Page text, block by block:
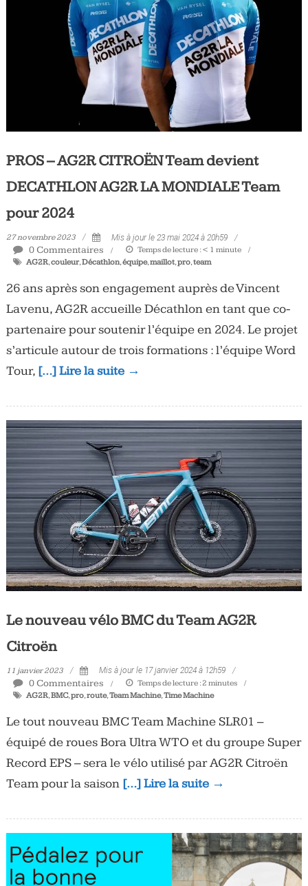
PROS – AG2R CITROËN Team devient
DECATHLON AG2R LA MONDIALE Team
pour 2024
27 novembre 2023 Mis à jour le 23 mai 2024 à 20h59
0 Commentaires Temps de lecture : < 1 minute
AG2R,couleur,Décathlon,équipe,maillot,pro,team
26 ans après son engagement auprès de Vincent
Lavenu, AG2R accueille Décathlon en tant que co-
partenaire pour soutenir l’équipe en 2024. Le projet
s’articule autour de trois formations : l’équipe Word
Tour, […] Lire la suite →
Le nouveau vélo BMC du Team AG2R
Citroën
11 janvier 2023 Mis à jour le 17 janvier 2024 à 12h59
0 Commentaires Temps de lecture :2 minutes
AG2R,BMC,pro,route,Team Machine,Time Machine
Le tout nouveau BMC Team Machine SLR01 –
équipé de roues Bora Ultra WTO et du groupe Super
Record EPS – sera le vélo utilisé par AG2R Citroën
Team pour la saison […] Lire la suite →